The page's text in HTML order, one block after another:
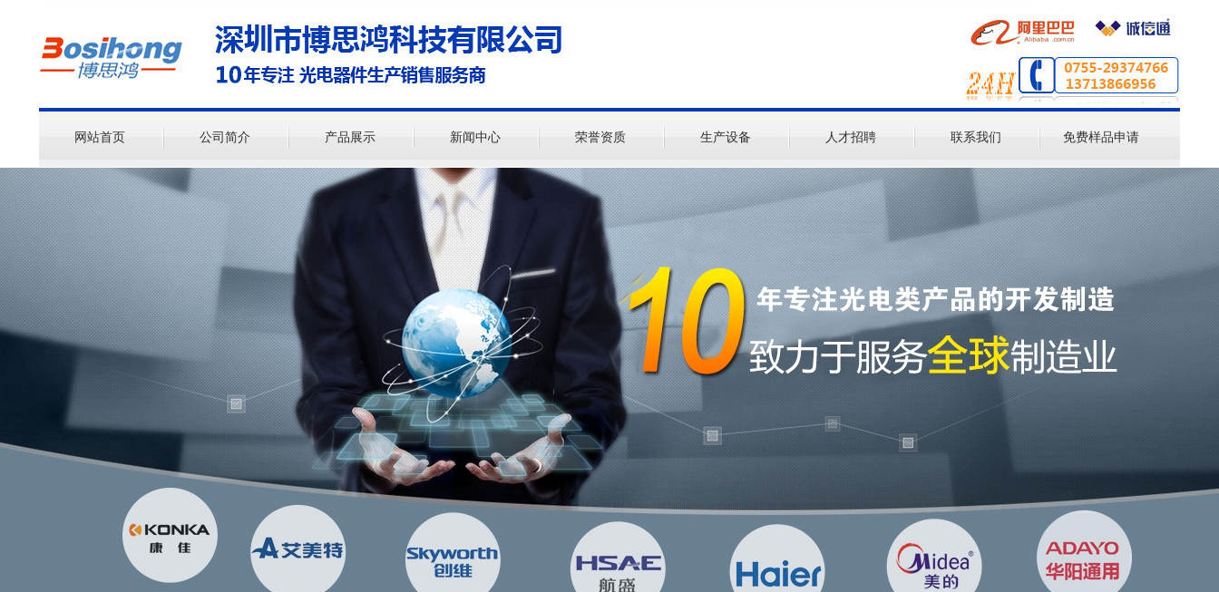
网站首页 公司简介 产品展示 新闻中心 荣誉资质 生产设备 人才招聘 联系我们 免费样品申请